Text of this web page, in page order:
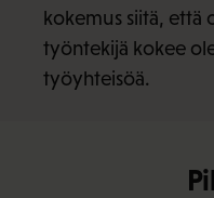
kokemus siitä, että
työntekijä kokee
työyhteisöä.